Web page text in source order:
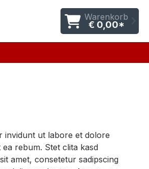
Warenkorb
€ 0,00*
invidunt ut labore et dolore
rebum. Stet clita kasd
amet, consetetur sadipscing